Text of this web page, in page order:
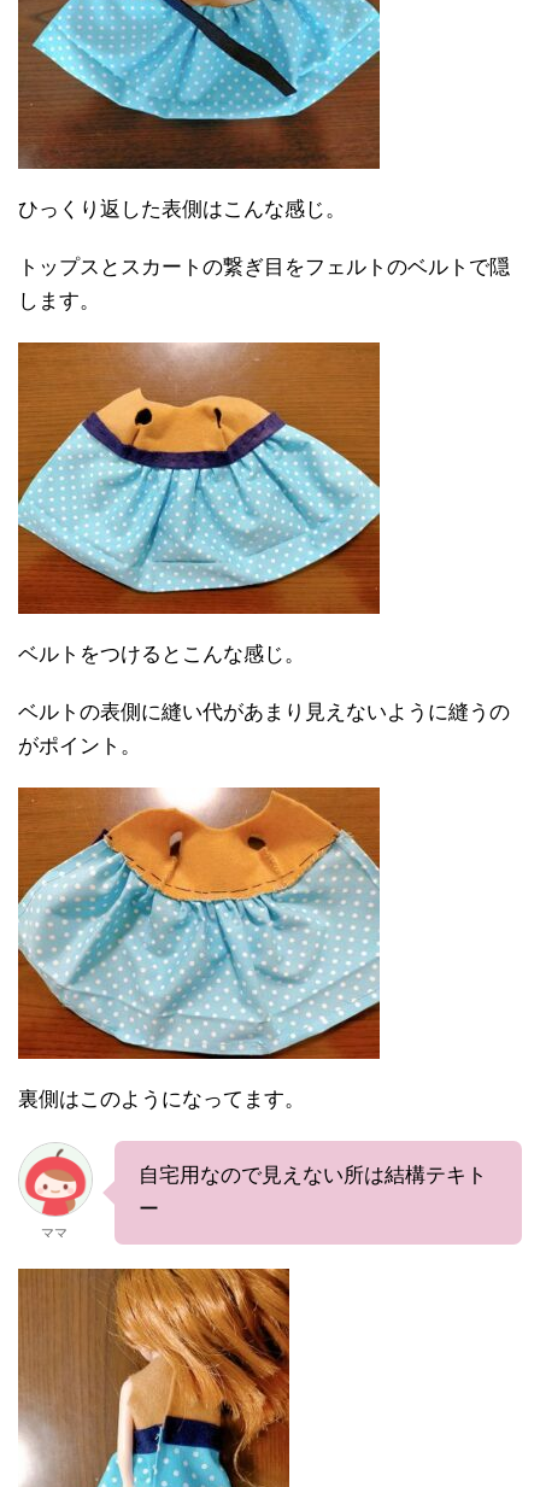
ひっくり返した表側はこんな感じ。
トップスとスカートの繋ぎ目をフェルトのベルトで隠
します。
ベルトをつけるとこんな感じ。
ベルトの表側に縫い代があまり見えないように縫うの
がポイント。
裏側はこのようになってます。
ママ
自宅用なので見えない所は結構テキト
ー